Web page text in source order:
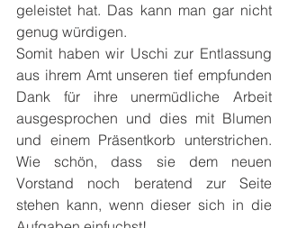
geleistet hat. Das kann man gar nicht
genug würdigen.
Somit haben wir Uschi zur Entlassung
aus ihrem Amt unseren tief empfunden
Dank für ihre unermüdliche Arbeit
ausgesprochen und dies mit Blumen
und einem Präsentkorb unterstrichen.
Wie schön, dass sie dem neuen
Vorstand noch beratend zur Seite
stehen kann, wenn dieser sich in die